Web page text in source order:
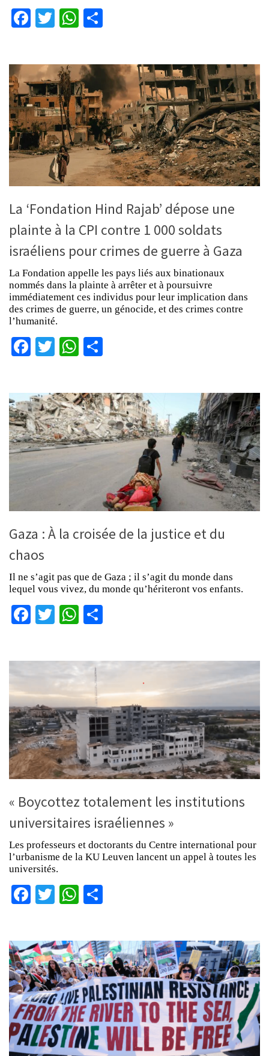
Facebook
TwitterWhatsApp
La ‘Fondation Hind Rajab’ dépose une
plainte à la CPI contre 1 000 soldats
israéliens pour crimes de guerre à Gaza
La Fondation appelle les pays liés aux binationaux
nommés dans la plainte à arrêter et à poursuivre
immédiatement ces individus pour leur implication dans
des crimes de guerre, un génocide, et des crimes contre
l’humanité.
Facebook
TwitterWhatsApp
Gaza : À la croisée de la justice et du
chaos
Il ne s’agit pas que de Gaza ; il s’agit du monde dans
lequel vous vivez, du monde qu’hériteront vos enfants.
Facebook
TwitterWhatsApp
« Boycottez totalement les institutions
universitaires israéliennes »
Les professeurs et doctorants du Centre international pour
l’urbanisme de la KU Leuven lancent un appel à toutes les
universités.
Facebook
TwitterWhatsApp